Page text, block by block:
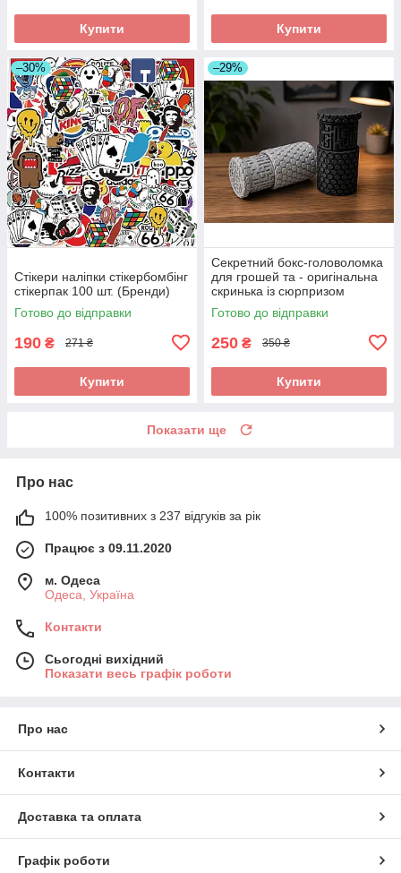
Купити Купити
–30%
Стікери наліпки стікербомбінг
стікерпак 100 шт. (Бренди)
Готово до відправки
190 ₴ 271 ₴
Купити
–29%
Секретний бокс-головоломка
для грошей та - оригінальна
скринька із сюрпризом
Готово до відправки
250 ₴ 350 ₴
Купити
Показати ще
Про нас
100% позитивних з 237 відгуків за рік
Працює з 09.11.2020
м. Одеса
Одеса, Україна
Контакти
Сьогодні вихідний
Показати весь графік роботи
Про нас
Контакти
Доставка та оплата
Графік роботи